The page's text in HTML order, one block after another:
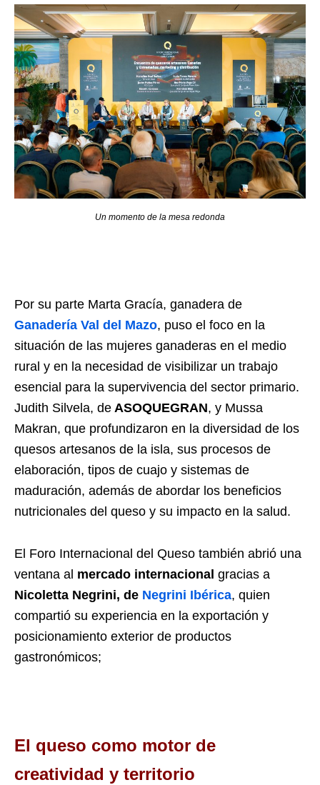
Un momento de la mesa redonda
Por su parte Marta Gracía, ganadera de
Ganadería Val del Mazo, puso el foco en la
situación de las mujeres ganaderas en el medio
rural y en la necesidad de visibilizar un trabajo
esencial para la supervivencia del sector primario.
Judith Silvela, de ASOQUEGRAN, y Mussa
Makran, que profundizaron en la diversidad de los
quesos artesanos de la isla, sus procesos de
elaboración, tipos de cuajo y sistemas de
maduración, además de abordar los beneficios
nutricionales del queso y su impacto en la salud.
El Foro Internacional del Queso también abrió una
ventana al mercado internacional gracias a
Nicoletta Negrini, de Negrini Ibérica, quien
compartió su experiencia en la exportación y
posicionamiento exterior de productos
gastronómicos;
El queso como motor de
creatividad y territorio